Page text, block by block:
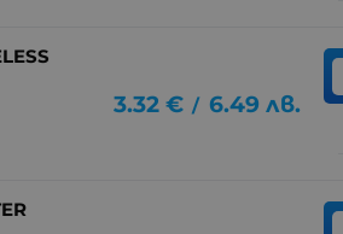
3.32 € / 6.49 лв.